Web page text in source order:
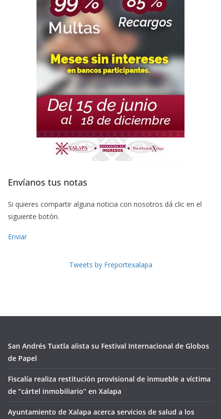
Envíanos tus notas
Si quieres compartir alguna noticia con nosotros dá clic en el
siguiente botón.
Enviar
Tweets by Freportexalapa
San Andrés Tuxtla alista su Festival Internacional de Globos
de Papel
Fiscalía realiza restitución provisional de inmueble a víctima
de “cártel inmobiliario” en Xalapa
Ayuntamiento de Xalapa acerca servicios de salud a los